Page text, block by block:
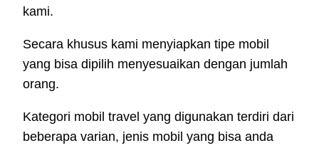
kami.
Secara khusus kami menyiapkan tipe mobil
yang bisa dipilih menyesuaikan dengan jumlah
orang.
Kategori mobil travel yang digunakan terdiri dari
beberapa varian, jenis mobil yang bisa anda